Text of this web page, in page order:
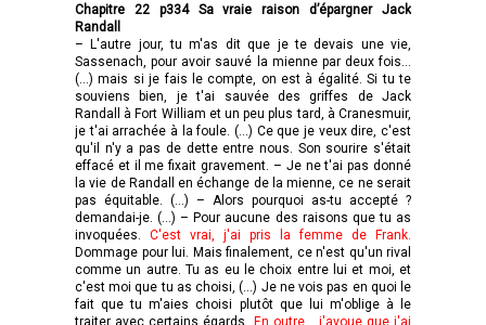
Chapitre 22 p334 Sa vraie raison d’épargner Jack
Randall
– L'autre jour, tu m'as dit que je te devais une vie,
Sassenach, pour avoir sauvé la mienne par deux fois...
(…) mais si je fais le compte, on est à égalité. Si tu te
souviens bien, je t'ai sauvée des griffes de Jack
Randall à Fort William et un peu plus tard, à Cranesmuir,
je t'ai arrachée à la foule. (…) Ce que je veux dire, c'est
qu'il n'y a pas de dette entre nous. Son sourire s'était
effacé et il me fixait gravement. – Je ne t'ai pas donné
la vie de Randall en échange de la mienne, ce ne serait
pas équitable. (…) – Alors pourquoi as-tu accepté ?
demandai-je. (…) – Pour aucune des raisons que tu as
invoquées. C'est vrai, j'ai pris la femme de Frank.
Dommage pour lui. Mais finalement, ce n'est qu'un rival
comme un autre. Tu as eu le choix entre lui et moi, et
c'est moi que tu as choisi, (…) Je ne vois pas en quoi le
fait que tu m'aies choisi plutôt que lui m'oblige à le
traiter avec certains égards. En outre... j'avoue que j'ai